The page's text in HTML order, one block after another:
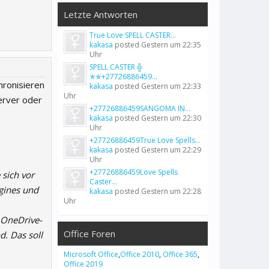
oder
vor
und
Das soll
Letzte Antworten
True Love SPELL CASTER...
kakasa posted Gestern um 22:35
Uhr
SPELL CASTER ╬
✯✯+27726886459...
kakasa posted Gestern um 22:33
Uhr
+27726886459SANGOMA IN...
kakasa posted Gestern um 22:30
Uhr
+27726886459True Love Spells...
kakasa posted Gestern um 22:29
Uhr
+27726886459Love Spells
Caster...
kakasa posted Gestern um 22:28
Uhr
Office Foren
Microsoft Office,Office 2010, Office 365,
Office 2019